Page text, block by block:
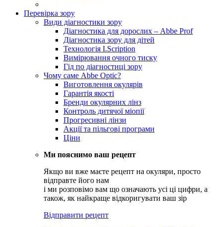
Перевірка зору
Види діагностики зору
Діагностика для дорослих – Abbe Prof
Діагностика зору для дітей
Технологія I.Scription
Вимірювання очного тиску
Гід по діагностиці зору
Чому саме Abbe Optic?
Виготовлення окулярів
Гарантія якості
Бренди окулярних лінз
Контроль дитячої міопії
Прогресивні лінзи
Акції та пільгові програми
Ціни
Ми пояснимо ваш рецепт
Якщо ви вже маєте рецепт на окуляри, просто
відправте його нам
і ми розповімо вам що означають усі ці цифри, а
також, як найкраще відкоригувати ваш зір
Відправити рецепт